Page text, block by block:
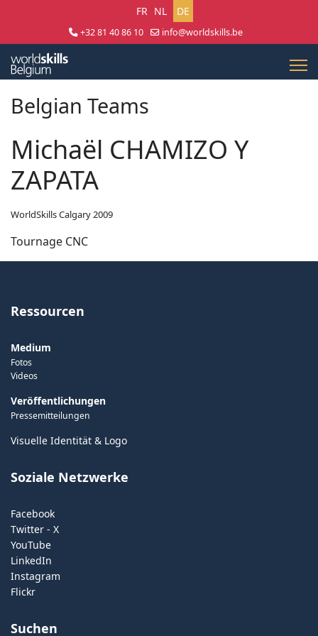
Sprache auswählen
FR NL DE
+32 81 40 86 10
info@worldskills.be
Belgian Teams
Michaël CHAMIZO Y
ZAPATA
WorldSkills Calgary 2009
Tournage CNC
Ressourcen
Medium
Fotos
Videos
Veröffentlichungen
Pressemitteilungen
Visuelle Identität & Logo
Soziale Netzwerke
Facebook
Twitter - X
YouTube
LinkedIn
Instagram
Flickr
Suchen